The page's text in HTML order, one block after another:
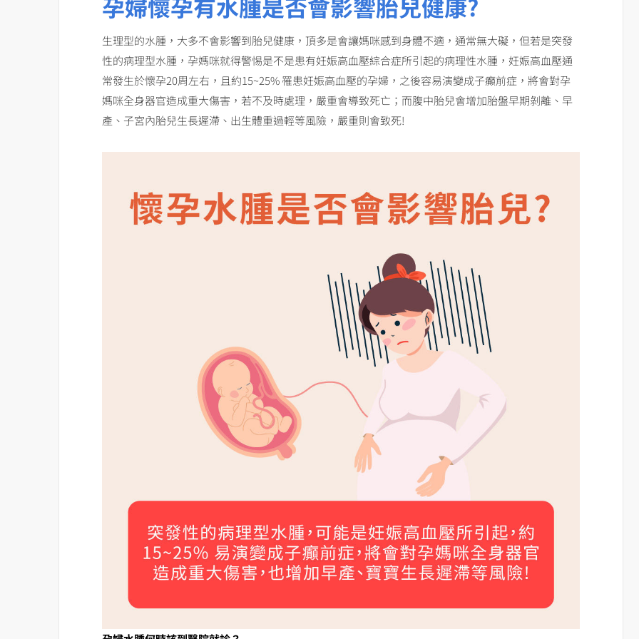
生理型的水腫，大多不會影響到胎兒健康，頂多是會讓媽咪感到身體不適，通常無大礙，但若是突發
性的病理型水腫，孕媽咪就得警惕是不是患有妊娠高血壓綜合症所引起的病理性水腫，妊娠高血壓通
常發生於懷孕20周左右，且約15~25% 罹患妊娠高血壓的孕婦，之後容易演變成子癲前症，將會對孕
媽咪全身器官造成重大傷害，若不及時處理，嚴重會導致死亡；而腹中胎兒會增加胎盤早期剝離、早
產、子宮內胎兒生長遲滯、出生體重過輕等風險，嚴重則會致死!